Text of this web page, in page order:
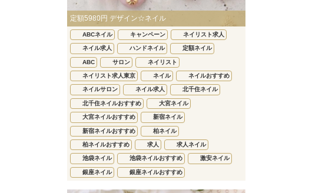
定額5980円 デザイン☆ネイル
ABCネイル キャンペーン ネイリスト求人
ネイル求人 ハンドネイル 定額ネイル
ABC サロン ネイリスト
ネイリスト求人東京 ネイル ネイルおすすめ
ネイルサロン ネイル求人 北千住ネイル
北千住ネイルおすすめ 大宮ネイル
大宮ネイルおすすめ 新宿ネイル
新宿ネイルおすすめ 柏ネイル
柏ネイルおすすめ 求人 求人ネイル
池袋ネイル 池袋ネイルおすすめ 激安ネイル
銀座ネイル 銀座ネイルおすすめ